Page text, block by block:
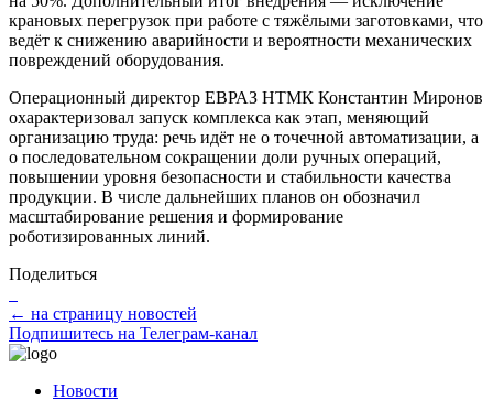
крановых перегрузок при работе с тяжёлыми заготовками, что
ведёт к снижению аварийности и вероятности механических
повреждений оборудования.
Операционный директор ЕВРАЗ НТМК Константин Миронов
охарактеризовал запуск комплекса как этап, меняющий
организацию труда: речь идёт не о точечной автоматизации, а
о последовательном сокращении доли ручных операций,
повышении уровня безопасности и стабильности качества
продукции. В числе дальнейших планов он обозначил
масштабирование решения и формирование
роботизированных линий.
Поделиться
← на страницу новостей
Подпишитесь на Телеграм-канал
Новости